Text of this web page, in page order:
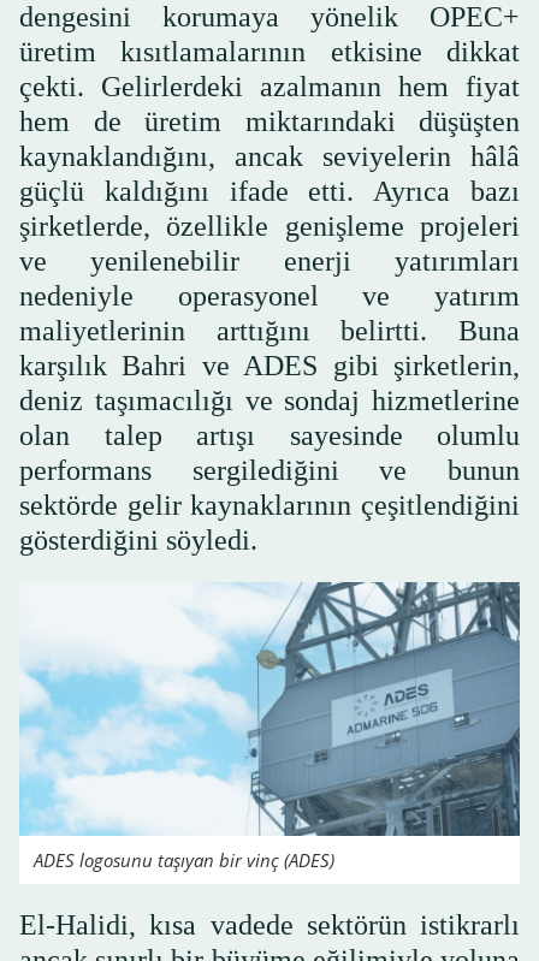
dengesini korumaya yönelik OPEC+
üretim kısıtlamalarının etkisine dikkat
çekti. Gelirlerdeki azalmanın hem fiyat
hem de üretim miktarındaki düşüşten
kaynaklandığını, ancak seviyelerin hâlâ
güçlü kaldığını ifade etti. Ayrıca bazı
şirketlerde, özellikle genişleme projeleri
ve yenilenebilir enerji yatırımları
nedeniyle operasyonel ve yatırım
maliyetlerinin arttığını belirtti. Buna
karşılık Bahri ve ADES gibi şirketlerin,
deniz taşımacılığı ve sondaj hizmetlerine
olan talep artışı sayesinde olumlu
performans sergilediğini ve bunun
sektörde gelir kaynaklarının çeşitlendiğini
gösterdiğini söyledi.
ADES logosunu taşıyan bir vinç (ADES)
El-Halidi, kısa vadede sektörün istikrarlı